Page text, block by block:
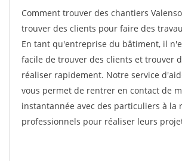
Comment trouver des chantiers
trouver des clients pour faire des
En tant qu'entreprise du bâtiment, il
facile de trouver des clients et trouver
réaliser rapidement. Notre service
vous permet de rentrer en contact de
instantannée avec des particuliers à la
professionnels pour réaliser leurs